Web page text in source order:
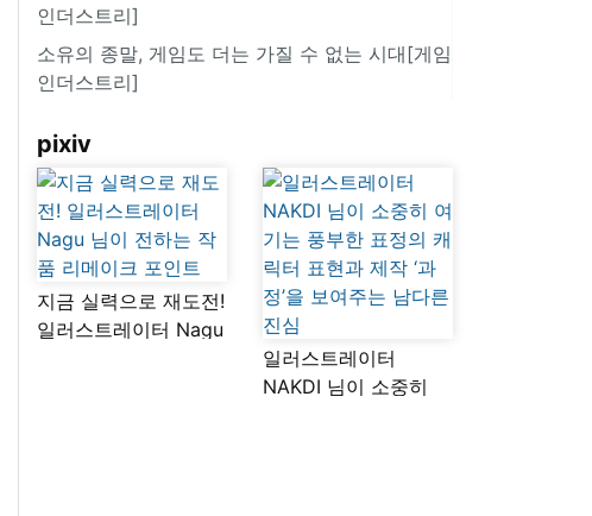
인더스트리]
소유의 종말, 게임도 더는 가질 수 없는 시대[게임
인더스트리]
pixiv
지금 실력으로 재도전!
일러스트레이터 Nagu
일러스트레이터
NAKDI 님이 소중히